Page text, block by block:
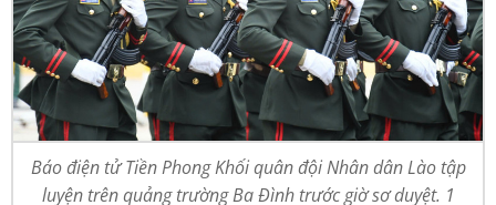
Báo điện tử Tiền Phong Khối quân đội Nhân dân Lào tập
luyện trên quảng trường Ba Đình trước giờ sơ duyệt. 1